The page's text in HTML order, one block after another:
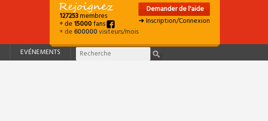
127253membres
+ de15000fans
+ de600000visiteurs/mois
Demander de l'aide
➜ Inscription/Connexion
EVÉNEMENTS